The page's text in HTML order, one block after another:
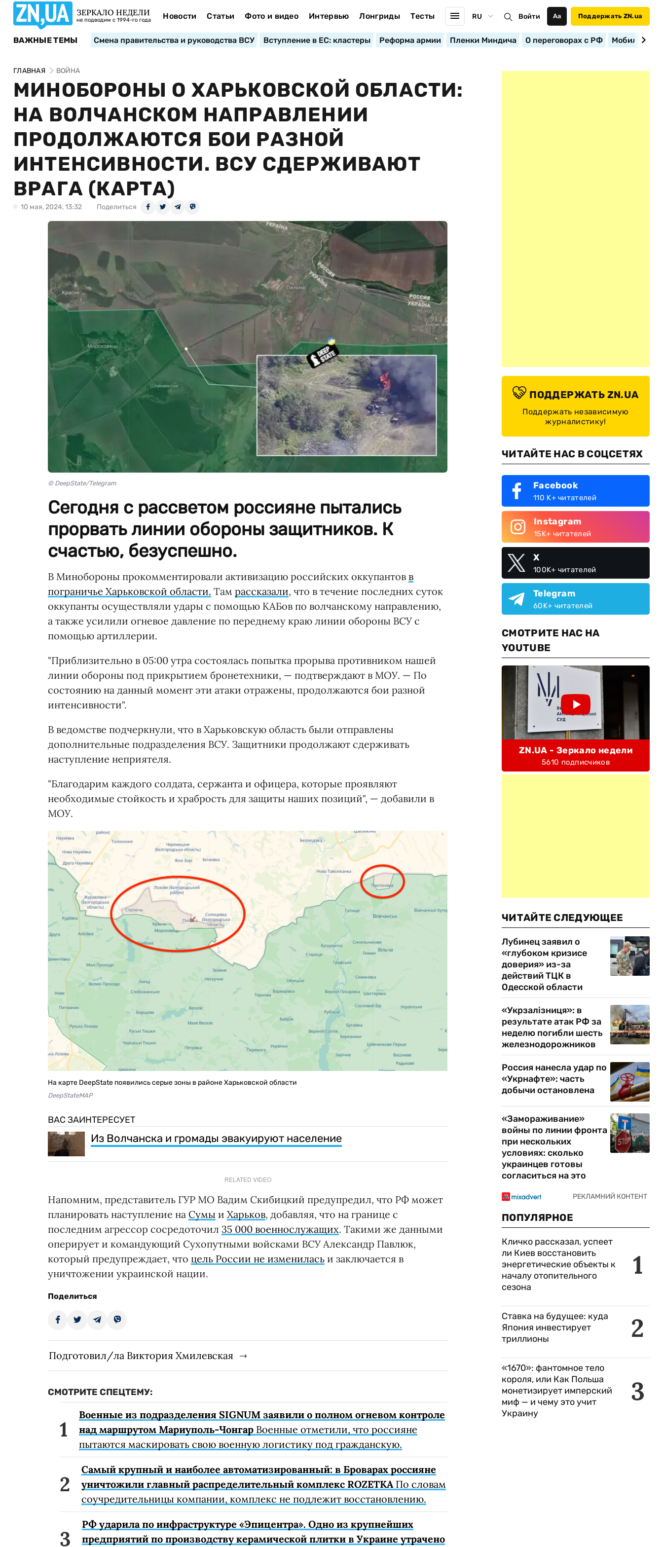
ЗЕРКАЛО НЕДЕЛИ
не подводим с 1994-го года Новости Статьи Фото и видео Интервью Лонгриды Тесты RU Войти Аа Поддержать ZN.ua
ВАЖНЫЕ ТЕМЫ Смена правительства и руководства ВСУ Вступление в ЕС: кластеры Реформа армии Пленки Миндича О переговорах с РФ
ГЛАВНАЯ ВОЙНА
МИНОБОРОНЫ О ХАРЬКОВСКОЙ ОБЛАСТИ:
НА ВОЛЧАНСКОМ НАПРАВЛЕНИИ
ПРОДОЛЖАЮТСЯ БОИ РАЗНОЙ
ИНТЕНСИВНОСТИ. ВСУ СДЕРЖИВАЮТ
ВРАГА (КАРТА)
10 мая, 2024, 13:32 Поделиться
© DeepState/Telegram
Сегодня с рассветом россияне пытались
прорвать линии обороны защитников. К
счастью, безуспешно.
В Минобороны прокомментировали активизацию российских оккупантов в
пограничье Харьковской области. Там рассказали, что в течение последних суток
оккупанты осуществляли удары с помощью КАБов по волчанскому направлению,
а также усилили огневое давление по переднему краю линии обороны ВСУ с
помощью артиллерии.
"Приблизительно в 05:00 утра состоялась попытка прорыва противником нашей
линии обороны под прикрытием бронетехники, — подтверждают в МОУ. — По
состоянию на данный момент эти атаки отражены, продолжаются бои разной
интенсивности".
В ведомстве подчеркнули, что в Харьковскую область были отправлены
дополнительные подразделения ВСУ. Защитники продолжают сдерживать
наступление неприятеля.
"Благодарим каждого солдата, сержанта и офицера, которые проявляют
необходимые стойкость и храбрость для защиты наших позиций", — добавили в
МОУ.
На карте DeepState появились серые зоны в районе Харьковской области
DeepStateMAP
ВАС ЗАИНТЕРЕСУЕТ
Из Волчанска и громады эвакуируют население
RELATED VIDEO
Напомним, представитель ГУР МО Вадим Скибицкий предупредил, что РФ может
планировать наступление на Сумы и Харьков, добавляя, что на границе с
последним агрессор сосредоточил 35 000 военнослужащих. Такими же данными
оперирует и командующий Сухопутными войсками ВСУ Александр Павлюк,
который предупреждает, что цель России не изменилась и заключается в
уничтожении украинской нации.
Поделиться
Подготовил/ла Виктория Хмилевская
СМОТРИТЕ СПЕЦТЕМУ:
Военные из подразделения SIGNUM заявили о полном огневом контроле
над маршрутом Мариуполь-Чонгар Военные отметили, что россияне
пытаются маскировать свою военную логистику под гражданскую.
Самый крупный и наиболее автоматизированный: в Броварах россияне
уничтожили главный распределительный комплекс ROZETKAПо словам
соучредительницы компании, комплекс не подлежит восстановлению.
РФ ударила по инфраструктуре «Эпицентра». Одно из крупнейших
предприятий по производству керамической плитки в Украине утрачено
ПОДДЕРЖАТЬ ZN.UA
Поддержать независимую
журналистику!
ЧИТАЙТЕ НАС В СОЦСЕТЯХ
Facebook
110 K+ читателей
Instagram
15K+ читателей
X
100K+ читателей
Telegram
60K+ читателей
СМОТРИТЕ НАС НА
YOUTUBE
ZN.UA - Зеркало недели
5610 подписчиков
ЧИТАЙТЕ СЛЕДУЮЩЕЕ
Лубинец заявил о
«глубоком кризисе
доверия» из-за
действий ТЦК в
Одесской области
«Укрзалізниця»: в
результате атак РФ за
неделю погибли шесть
железнодорожников
Россия нанесла удар по
«Укрнафте»: часть
добычи остановлена
«Замораживание»
войны по линии фронта
при нескольких
условиях: сколько
украинцев готовы
согласиться на это
ПОПУЛЯРНОЕ
1
Кличко рассказал, успеет
ли Киев восстановить
энергетические объекты к
началу отопительного
сезона
2
Ставка на будущее: куда
Япония инвестирует
триллионы
3
«1670»: фантомное тело
короля, или Как Польша
монетизирует имперский
миф — и чему это учит
Украину